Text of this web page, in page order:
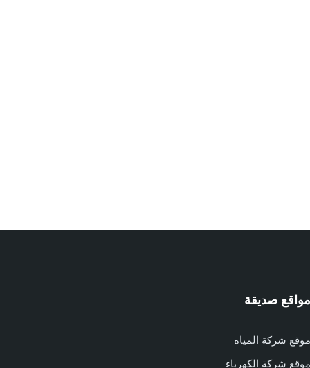
مواقع صديقة
موقع شركة المياه
موقع شركة الكهرباء